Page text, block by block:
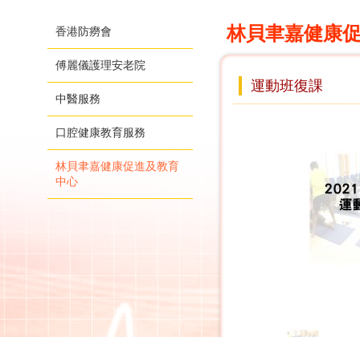
香港防癆會
傅麗儀護理安老院
中醫服務
口腔健康教育服務
林貝聿嘉健康促進及教育
中心
林貝聿嘉健康
運動班復課